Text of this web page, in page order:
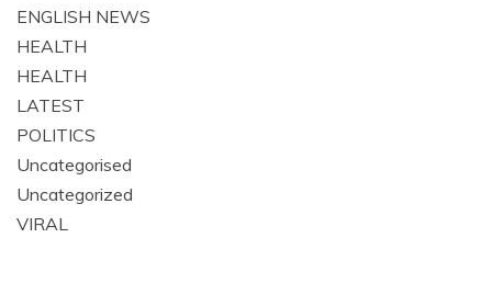
ENGLISH NEWS
HEALTH
HEALTH
LATEST
POLITICS
Uncategorised
Uncategorized
VIRAL